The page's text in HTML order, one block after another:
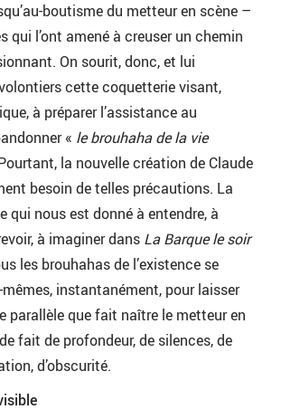
boutisme du metteur en scène –
qui l’ont amené à creuser un chemin
On sourit, donc, et lui
cette coquetterie visant,
à préparer l’assistance au
« le brouhaha de la vie
la nouvelle création de Claude
besoin de telles précautions. La
qui nous est donné à entendre, à
à imaginer dans La Barque le soir
les brouhahas de l’existence se
mêmes, instantanément, pour laisser
parallèle que fait naître le metteur en
fait de profondeur, de silences, de
d’obscurité.